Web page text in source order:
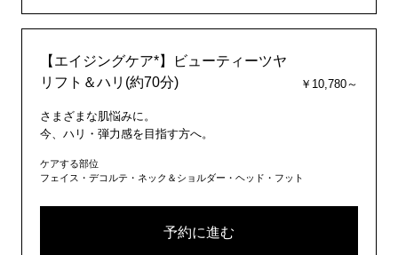
【エイジングケア*】ビューティーツヤ
リフト＆ハリ(約70分)
￥10,780～
さまざまな肌悩みに。
今、ハリ・弾力感を目指す方へ。
ケアする部位
フェイス・デコルテ・ネック＆ショルダー・ヘッド・フット
予約に進む